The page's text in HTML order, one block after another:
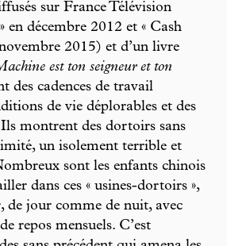
sur France Télévision
en décembre 2012 et « Cash
2015) et d’un livre
est ton seigneur et ton
des cadences de travail
de vie déplorables et des
Ils montrent des dortoirs sans
un isolement terrible et
sont les enfants chinois
dans ces « usines-dortoirs »,
de jour comme de nuit, avec
repos mensuels. C’est